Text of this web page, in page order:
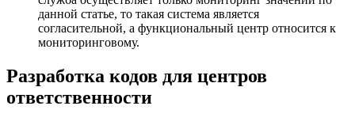
данной статье, то такая система является
согласительной, а функциональный центр относится к
мониторинговому.
Разработка кодов для центров
ответственности